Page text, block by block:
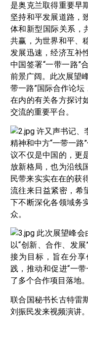
是奥克兰取得重要早
坚持和平发展道路，
体和新型国际关系，
共赢，为世界和平、
发展迅速，经济互补
中国签署“一带一路”
前景广阔。此次展望
带一路”国际合作论
在内的有关各方探讨
交流的重要平台。
许又声书记、
精神和中方“一带一路
议不仅是中国的，更
放新格局，也为沿线
民带来实实在在的获
流往来日益紧密，希
下不断深化各领域务
众。
此次展望峰会
以“创新、合作、发
接为目标，旨在分
践，推动和促进“一
了多个合作项目落地。
联合国秘书长古特雷
刘振民发来视频演讲。